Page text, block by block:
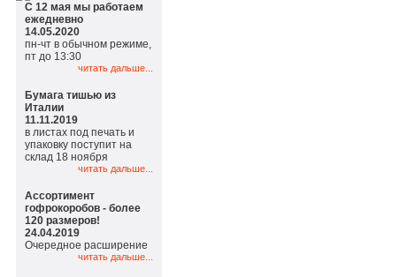
С 12 мая мы работаем
ежедневно
14.05.2020
пн-чт в обычном режиме,
пт до 13:30
читать дальше...
Бумага тишью из
Италии
11.11.2019
в листах под печать и
упаковку поступит на
склад 18 ноября
читать дальше...
Ассортимент
гофрокоробов - более
120 размеров!
24.04.2019
Очередное расширение
читать дальше...